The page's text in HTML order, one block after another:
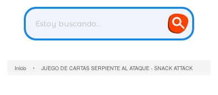
Inicio › JUEGO DE CARTAS SERPIENTE AL ATAQUE - SNACK ATTACK